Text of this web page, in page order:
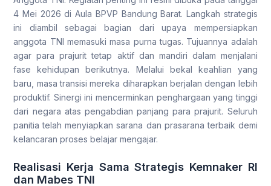
4 Mei 2026 di Aula BPVP Bandung Barat. Langkah strategis
ini diambil sebagai bagian dari upaya mempersiapkan
anggota TNI memasuki masa purna tugas. Tujuannya adalah
agar para prajurit tetap aktif dan mandiri dalam menjalani
fase kehidupan berikutnya. Melalui bekal keahlian yang
baru, masa transisi mereka diharapkan berjalan dengan lebih
produktif. Sinergi ini mencerminkan penghargaan yang tinggi
dari negara atas pengabdian panjang para prajurit. Seluruh
panitia telah menyiapkan sarana dan prasarana terbaik demi
kelancaran proses belajar mengajar.
Realisasi Kerja Sama Strategis Kemnaker RI
dan Mabes TNI